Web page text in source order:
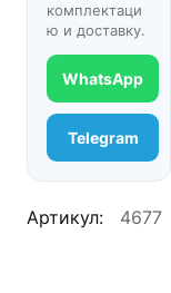
комплектаци
ю и доставку.
WhatsApp
Telegram
Артикул: 4677